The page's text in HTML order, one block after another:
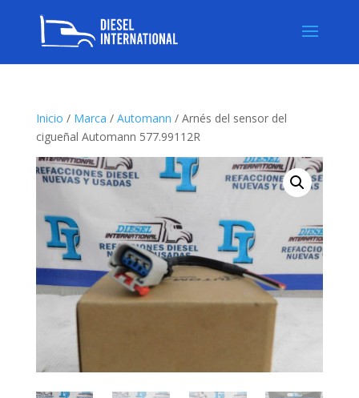
Inicio / Marca / Automann / Arnés del sensor del
cigueñal Automann 577.99112R